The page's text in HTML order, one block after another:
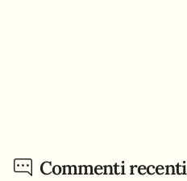
Commenti recenti